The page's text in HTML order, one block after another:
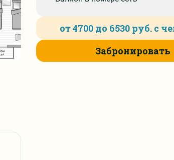
Частые вопросыот 4700 до 6530 руб. с
Забронировать